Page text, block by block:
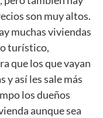
son muy altos.
muchas viviendas
turístico,
que los que vayan
y así les sale más
los dueños
aunque sea